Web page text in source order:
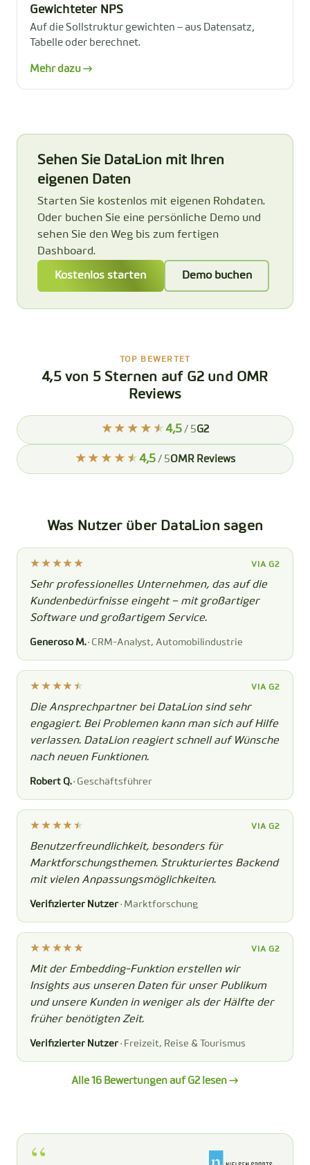
Gewichteter NPS
Auf die Sollstruktur gewichten – aus Datensatz,
Tabelle oder berechnet.
Mehr dazu →
Sehen Sie DataLion mit Ihren
eigenen Daten
Starten Sie kostenlos mit eigenen Rohdaten.
Oder buchen Sie eine persönliche Demo und
sehen Sie den Weg bis zum fertigen
Dashboard.
Kostenlos starten Demo buchen
TOP BEWERTET
4,5 von 5 Sternen auf G2 und OMR
Reviews
4,5 / 5G2
4,5 / 5OMR Reviews
Was Nutzer über DataLion sagen
VIA G2
Sehr professionelles Unternehmen, das auf die
Kundenbedürfnisse eingeht – mit großartiger
Software und großartigem Service.
Generoso M. · CRM-Analyst, Automobilindustrie
VIA G2
Die Ansprechpartner bei DataLion sind sehr
engagiert. Bei Problemen kann man sich auf Hilfe
verlassen. DataLion reagiert schnell auf Wünsche
nach neuen Funktionen.
Robert Q. · Geschäftsführer
VIA G2
Benutzerfreundlichkeit, besonders für
Marktforschungsthemen. Strukturiertes Backend
mit vielen Anpassungsmöglichkeiten.
Verifizierter Nutzer · Marktforschung
VIA G2
Mit der Embedding-Funktion erstellen wir
Insights aus unseren Daten für unser Publikum
und unsere Kunden in weniger als der Hälfte der
früher benötigten Zeit.
Verifizierter Nutzer · Freizeit, Reise & Tourismus
Alle 16 Bewertungen auf G2 lesen →